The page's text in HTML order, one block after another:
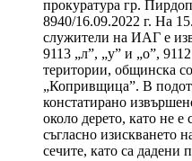
прокуратура гр.
8940/16.09.2022 г. На
служители на ИАГ е
9113 „л”, „у” и „о”,
територии, общинска
„Копривщица”. В
констатирано
около дерето, като не е
съгласно изискването
сечите, като са дадени